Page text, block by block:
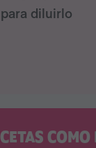
COMO
diluirlo